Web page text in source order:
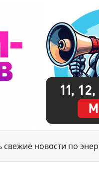
свежие новости по